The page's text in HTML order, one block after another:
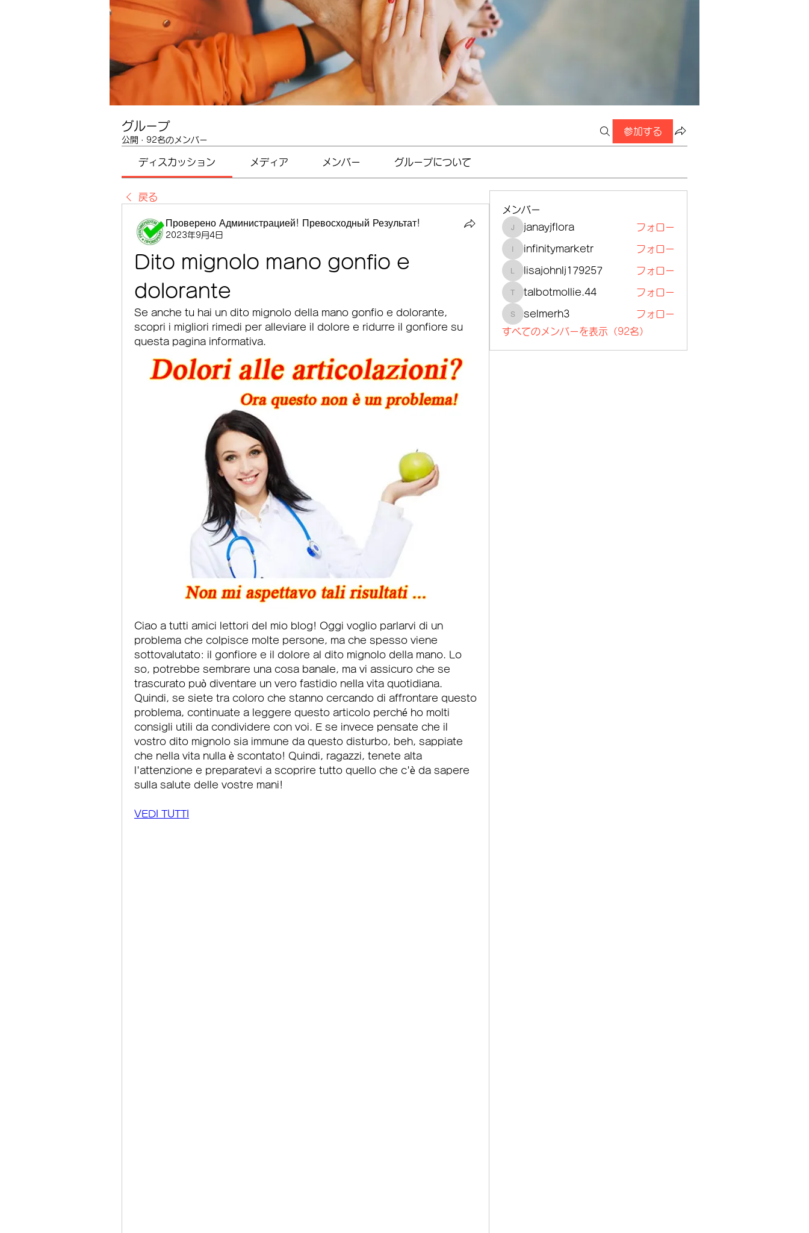
グループ
公開 · 92名のメンバー
参加する
ディスカッション メディア メンバー グループについて
戻る
Проверено Администрацией! Превосходный Результат!
2023年9月4日
Dito mignolo mano gonfio e
dolorante
Se anche tu hai un dito mignolo della mano gonfio e dolorante,
scopri i migliori rimedi per alleviare il dolore e ridurre il gonfiore su
questa pagina informativa.
Ciao a tutti amici lettori del mio blog! Oggi voglio parlarvi di un
problema che colpisce molte persone, ma che spesso viene
sottovalutato: il gonfiore e il dolore al dito mignolo della mano. Lo
so, potrebbe sembrare una cosa banale, ma vi assicuro che se
trascurato può diventare un vero fastidio nella vita quotidiana.
Quindi, se siete tra coloro che stanno cercando di affrontare questo
problema, continuate a leggere questo articolo perché ho molti
consigli utili da condividere con voi. E se invece pensate che il
vostro dito mignolo sia immune da questo disturbo, beh, sappiate
che nella vita nulla è scontato! Quindi, ragazzi, tenete alta
l'attenzione e preparatevi a scoprire tutto quello che c'è da sapere
sulla salute delle vostre mani!
VEDI TUTTI
メンバー
janayjflora
janayjflora フォロー
infinitymarketr
infinitymarketr フォロー
lisajohnlj179257
lisajohnlj179257 フォロー
talbotmollie.44
talbotmollie.44 フォロー
selmerh3
selmerh3
フォロー
すべてのメンバーを表示（92名）